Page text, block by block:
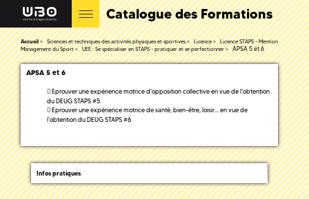
Catalogue des Formations
Accueil Sciences et techniques des activités physiques et sportives Licence
Licence STAPS - Mention
Management du Sport
UEE : Se spécialiser en STAPS - pratiquer et se perfectionner APSA 5 et 6
APSA 5 et 6
Eprouver une expérience motrice d'opposition collective en vue de l'obtention
du DEUG STAPS #5
Eprouver une expérience motrice de santé, bien-être, loisir... en vue de
l'obtention du DEUG STAPS #6
Infos pratiques